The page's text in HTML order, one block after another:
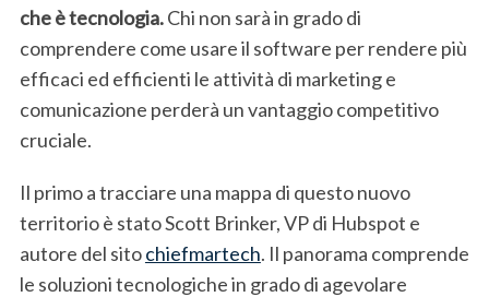
che è tecnologia.Chi non sarà in grado di
comprendere come usare il software per rendere più
efficaci ed efficienti le attività di marketing e
comunicazione perderà un vantaggio competitivo
cruciale.
Il primo a tracciare una mappa di questo nuovo
territorio è stato Scott Brinker, VP di Hubspot e
autore del sitochiefmartech. Il panorama comprende
le soluzioni tecnologiche in grado di agevolare